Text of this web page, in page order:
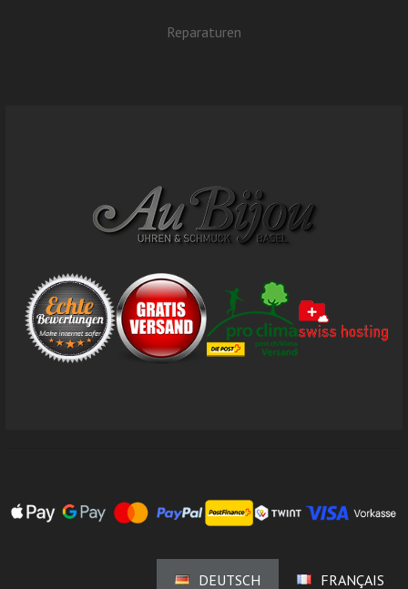
Reparaturen
DEUTSCH FRANÇAIS